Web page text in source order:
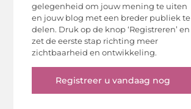
gelegenheid om jouw mening te uiten
en jouw blog met een breder publiek te
delen. Druk op de knop ‘Registreren’ en
zet de eerste stap richting meer
zichtbaarheid en ontwikkeling.
Registreer u vandaag nog